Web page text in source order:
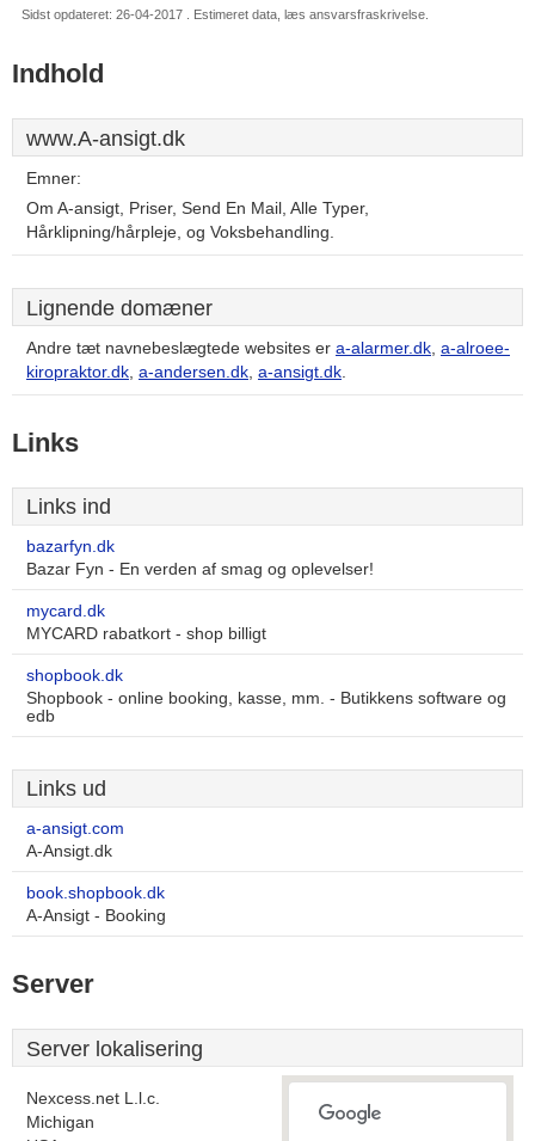
Sidst opdateret: 26-04-2017 . Estimeret data, læs ansvarsfraskrivelse.
Indhold
www.A-ansigt.dk
Emner:
Om A-ansigt, Priser, Send En Mail, Alle Typer,
Hårklipning/hårpleje, og Voksbehandling.
Lignende domæner
Andre tæt navnebeslægtede websites er a-alarmer.dk, a-alroee-
kiropraktor.dk, a-andersen.dk, a-ansigt.dk.
Links
Links ind
bazarfyn.dk
Bazar Fyn - En verden af smag og oplevelser!
mycard.dk
MYCARD rabatkort - shop billigt
shopbook.dk
Shopbook - online booking, kasse, mm. - Butikkens software og
edb
Links ud
a-ansigt.com
A-Ansigt.dk
book.shopbook.dk
A-Ansigt - Booking
Server
Server lokalisering
Nexcess.net L.l.c.
Michigan